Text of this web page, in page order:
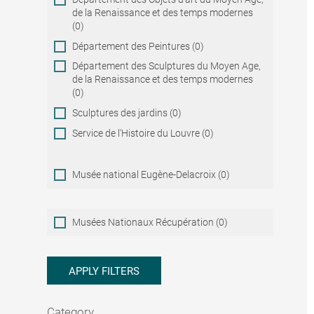
de la Renaissance et des temps modernes
(0)
Département des Peintures (0)
Département des Sculptures du Moyen Age,
de la Renaissance et des temps modernes
(0)
Sculptures des jardins (0)
Service de l'Histoire du Louvre (0)
Musée national Eugène-Delacroix (0)
Musées
Nationaux
Musées Nationaux Récupération (0)
APPLY FILTERS